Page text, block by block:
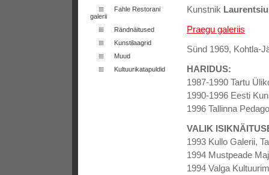
Fahle Restorani
galerii
Rändnäitused
Kunstilaagrid
Muud
Kultuurikatapuldid
Kunstnik
Praegu galeriis
Sünd 1969, Kohtla-
HARIDUS:
1987-1990 Tartu
1990-1996 Eesti
1996 Tallinna
VALIK
1993 Kullo Galerii,
1994 Mustpeade
1994 Valga